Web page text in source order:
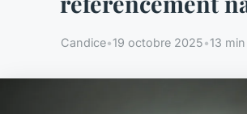
Candice•19 octobre 2025•13